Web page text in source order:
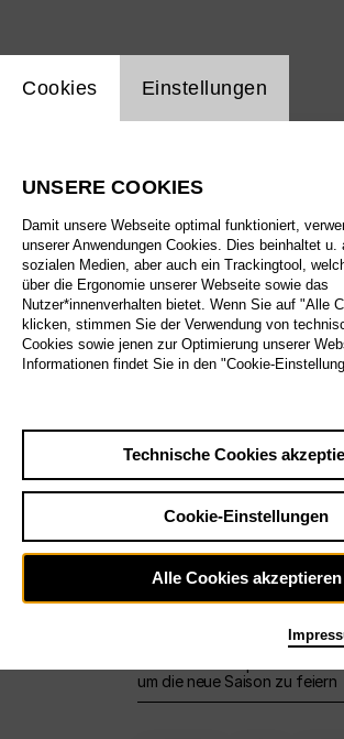
Alle Sparten
Alle Spielstätten
Alle Merkmale
Sa29.8.
Großes Haus
12:00
um die neue Saison zu feiern
Einstellung Website Cookie
Cookies Einstellungen
UNSERE COOKIES
Damit unsere Webseite optimal funktioniert,
unserer Anwendungen Cookies. Dies beinhaltet u.
sozialen Medien, aber auch ein Trackingtool,
über die Ergonomie unserer Webseite sowie das
Nutzer*innenverhalten bietet. Wenn Sie auf "Alle
klicken, stimmen Sie der Verwendung von
Cookies sowie jenen zur Optimierung unserer
Informationen findet Sie in den "Cookie-
Technische Cookies
Cookie-Einstellungen
Alle Cookies akzeptieren